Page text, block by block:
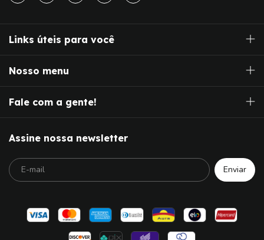
Links úteis para você
Nosso menu
Fale com a gente!
Assine nossa newsletter